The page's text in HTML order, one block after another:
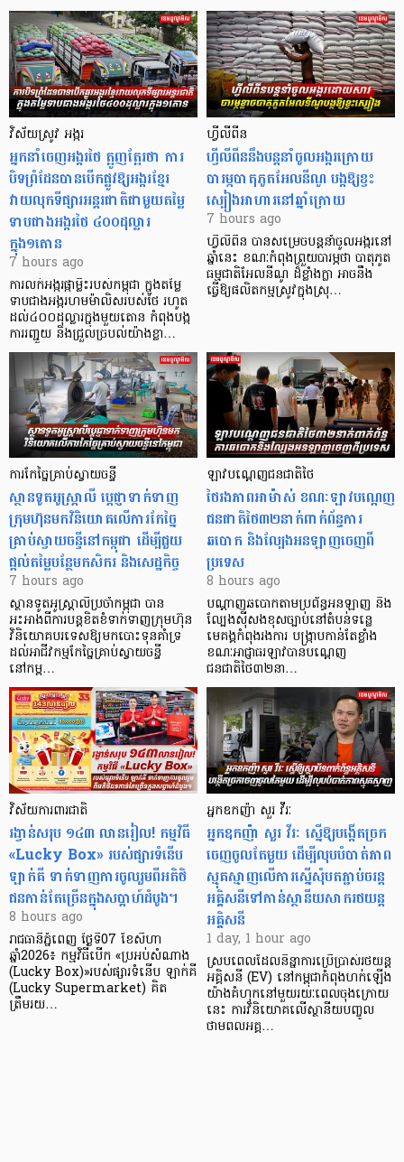
វិស័យស្រូវ អង្ករ
អ្នកនាំចេញអង្ករថៃ ត្អូញត្អែរថា ការ
បិទព្រំដែនបានបើកផ្លូវឱ្យអង្ករខ្មែរ
វាយលុកទីផ្សារអន្តរជាតិជាមួយតម្លៃ
ទាបជាងអង្ករថៃ ៤០០ដុល្លារ
ក្នុង១តោន
7 hours ago
ការលក់អង្ករផ្កាម្លិះរបស់កម្ពុជា ក្នុងតម្លៃ
ទាបជាងអង្ករហមម៉ាលិសរបស់ថៃ រហូត
ដល់៤០០ដុល្លារក្នុងមួយតោន កំពុងបង្ក
ការរញ្ជួយ និងជ្រួលច្របល់យ៉ាងខ្លា…
ហ្វីលីពីន
ហ្វីលីពីននឹងបន្តនាំចូលអង្ករក្រោយ
បារម្ភបាតុភូតអែលនីណូ បង្កឱ្យខ្វះ
ស្បៀងអាហារនៅឆ្នាំក្រោយ
7 hours ago
ហ្វីលីពីន បាន​សម្រេចបន្តនាំចូលអង្ករនៅ
ឆ្នាំនេះ ខណៈកំពុងព្រួយបារម្ភថា បាតុភូត
ធម្មជាតិអែលនីណូ ដ៏ខ្លាំងក្លា​ អាចនឹង
ធ្វើឱ្យផលិតកម្មស្រូវក្នុងស្រុ…
ការកែច្នៃគ្រាប់ស្វាយចន្ទី
ស្ថានទូតអូស្ត្រាលី ប្តេជ្ញាទាក់ទាញ
ក្រុមហ៊ុនមក​វិនិយោគលើការកែច្នៃ
គ្រាប់ស្វាយចន្ទីនៅកម្ពុជា ដើម្បីជួយ
ផ្តល់តម្លៃបន្ថែមកសិករ និងសេដ្ឋកិច្ច
7 hours ago
ស្ថានទូតអូស្ត្រាលីប្រចាំកម្ពុជា បាន
អះអាងពីការបន្តខិតខំទាក់ទាញក្រុមហ៊ុន
វិនិយោគបរទេសឱ្យមកបោះទុនគាំទ្រ
ដល់អាជីវកម្មកែច្នៃគ្រាប់ស្វាយចន្ទី
នៅកម្ព…
ឡាវបណ្តេញជនជាតិថៃ
ថៃរងភាពអាម៉ាស់ ខណៈឡាវបណ្តេញ
ជនជាតិថៃ៣២នាក់ពាក់ព័ន្ធការ
ឆបោក និងល្បែងអនឡាញចេញពី
ប្រទេស
8 hours ago
បណ្តាញឆបោកតាមប្រព័ន្ធអនឡាញ និង
ល្បែងស៊ីសងខុសច្បាប់នៅតំបន់ទន្លេ
មេគង្គកំពុងរងការ បង្ក្រាប​កាន់តែខ្លាំង
ខណៈអាជ្ញាធរឡាវបានបណ្តេញ
ជនជាតិថៃ៣២នា…
វិស័យការពារជាតិ
រង្វាន់សរុប ១៤៣ លានរៀល! កម្មវិធី
«Lucky Box» របស់ផ្សារទំនើប
ឡាក់គី ទាក់ទាញការចូលរួមពីអតិថិ
ជនកាន់តែច្រើនក្នុងសប្តាហ៍ដំបូង។
8 hours ago
រាជធានីភ្នំពេញ ថ្ងៃទី07 ខែសីហា
ឆ្នាំ2026៖ កម្មវិធីបើក «ប្រអប់សំណាង
(Lucky Box)»របស់ផ្សារទំនើប ឡាក់គី
(Lucky Supermarket) គិត
ត្រឹមរយ…
អ្នកឧកញ៉ា សួរ វីរៈ
អ្នកឧកញ៉ា សួរ វីរៈ ស្នើឱ្យបង្កើតច្រក
ចេញចូលតែមួយ ដើម្បីលុបបំបាត់ភាព
ស្មុគស្មាញលើការស្នើសុំបតភ្ជាប់ចរន្ត
អគ្គិសនីទៅកាន់ស្ថានីយសាករថយន្ត
អគ្គិសនី
1 day, 1 hour ago
ស្របពេលដែលនិន្នាការប្រើប្រាស់រថយន្ត
អគ្គិសនី (EV) នៅកម្ពុជាកំពុងហក់ឡើង
យ៉ាងគំហុកនៅមួយរយៈពេលចុងក្រោយ
នេះ ការវិនិយោគលើស្ថានីយបញ្ចូល
ថាមពលអគ្គ…